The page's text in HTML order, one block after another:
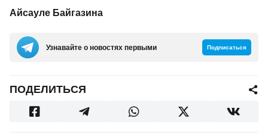
Айсауле Байгазина
Узнавайте о новостях первыми Подписаться
ПОДЕЛИТЬСЯ